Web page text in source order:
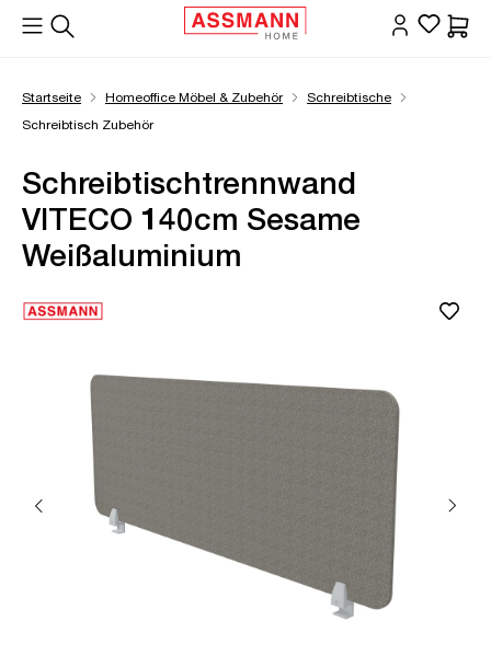
springen
Startseite Homeoffice Möbel & Zubehör
Schreibtische
Schreibtisch Zubehör
Schreibtischtrennwand
VITECO 140cm Sesame
Weißaluminium